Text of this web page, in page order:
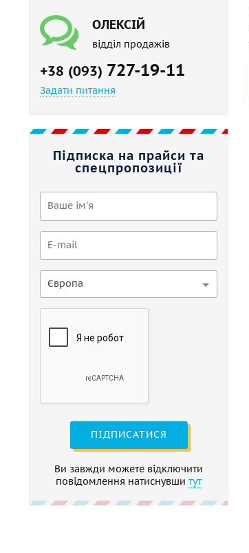
ОЛЕКСІЙ
відділ продажів
+38 (093) 727-19-11
Задати питання
Підписка на прайси та
спецпропозиції
Європа
ПІДПИСАТИСЯ
Ви завжди можете відключити
повідомлення натиснувши тут